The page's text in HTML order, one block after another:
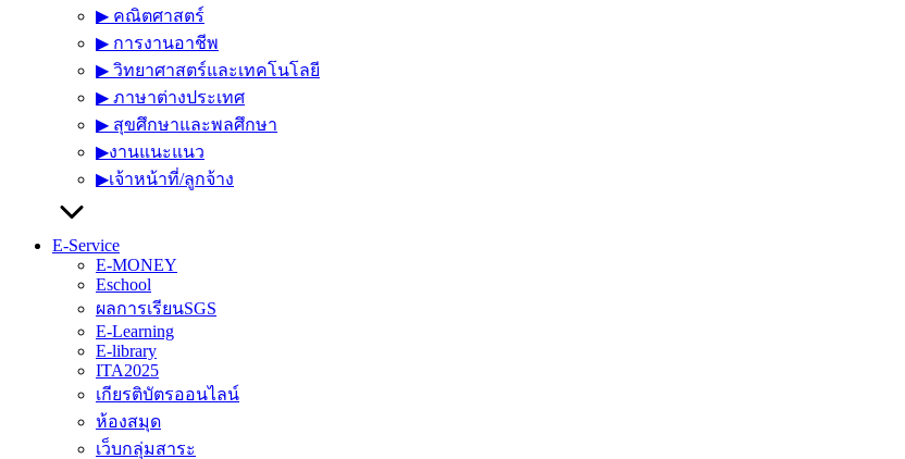
▶︎ คณิตศาสตร์
▶︎ การงานอาชีพ
▶︎ วิทยาศาสตร์และเทคโนโลยี
▶︎ ภาษาต่างประเทศ
▶︎ สุขศึกษาและพลศึกษา
▶︎งานแนะแนว
▶︎เจ้าหน้าที่/ลูกจ้าง
E-Service
E-MONEY
Eschool
ผลการเรียนSGS
E-Learning
E-library
ITA2025
เกียรติบัตรออนไลน์
ห้องสมุด
เว็บกลุ่มสาระ